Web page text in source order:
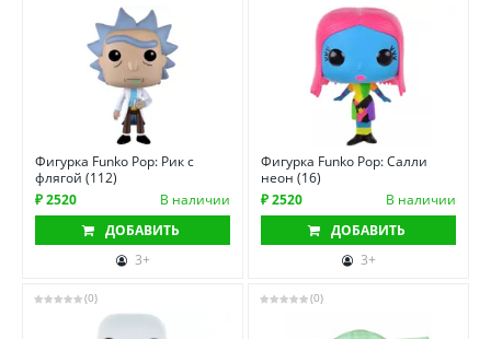
Фигурка Funko Pop: Рик с
флягой (112)
₽ 2520
В наличии
ДОБАВИТЬ
3+
Фигурка Funko Pop: Салли
неон (16)
₽ 2520
В наличии
ДОБАВИТЬ
3+
(0) (0)